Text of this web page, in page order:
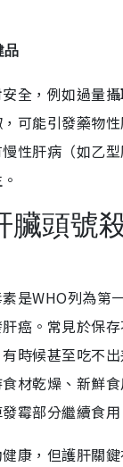
品
安全，例如過量
可能引發藥物
性肝病（如乙
臟頭號
是WHO列為第
癌。常見於保
時候甚至吃不
材乾燥、新鮮
霉部分繼續食用
康，但護肝關